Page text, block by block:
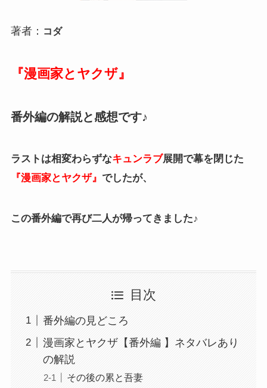
著者： コダ
『漫画家とヤクザ』
番外編の解説と感想です♪
ラストは相変わらずなキュンラブ展開で幕を閉じた
『漫画家とヤクザ』 でしたが、
この番外編で再び二人が帰ってきました♪
目次
番外編の見どころ
漫画家とヤクザ【番外編 】ネタバレあり
の解説
その後の累と吾妻